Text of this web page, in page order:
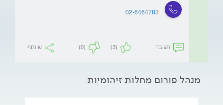
02-6464283
תגובה (3)
(0) שיתוף
מנהל פורום מחלות זיהומיות